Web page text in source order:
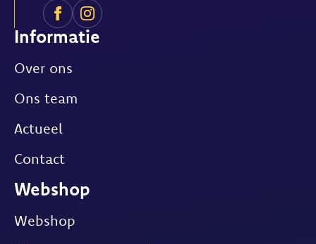
Informatie
Over ons
Ons team
Actueel
Contact
Webshop
Webshop